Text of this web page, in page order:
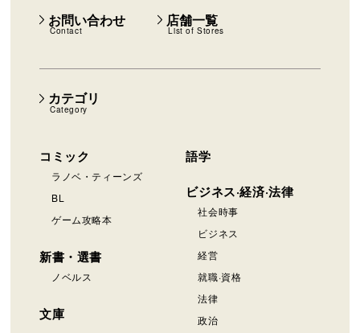
カテゴリ
Category
コミック
ラノベ・ティーンズ
BL
ゲーム攻略本
新書・選書
ノベルス
文庫
語学
ビジネス·経済·法律
社会時事
ビジネス
経営
就職·資格
法律
政治
お問い合わせ
Contact
店舗一覧
List of Stores